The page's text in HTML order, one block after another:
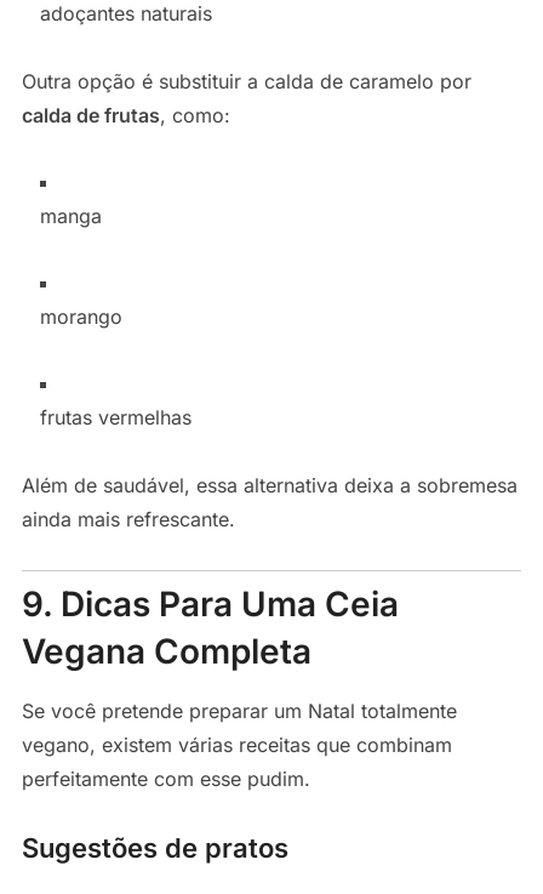
adoçantes naturais
Outra opção é substituir a calda de caramelo por
calda de frutas, como:
manga
morango
frutas vermelhas
Além de saudável, essa alternativa deixa a sobremesa
ainda mais refrescante.
9. Dicas Para Uma Ceia
Vegana Completa
Se você pretende preparar um Natal totalmente
vegano, existem várias receitas que combinam
perfeitamente com esse pudim.
Sugestões de pratos